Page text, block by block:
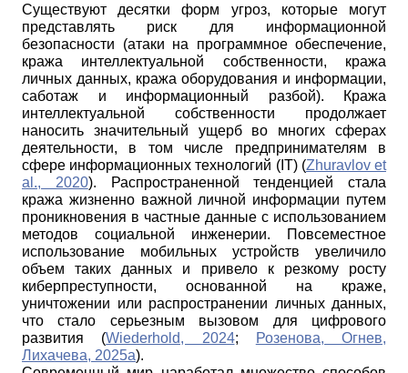
Существуют десятки форм угроз, которые могут
представлять риск для информационной
безопасности (атаки на программное обеспечение,
кража интеллектуальной собственности, кража
личных данных, кража оборудования и информации,
саботаж и информационный разбой). Кража
интеллектуальной собственности продолжает
наносить значительный ущерб во многих сферах
деятельности, в том числе предпринимателям в
сфере информационных технологий (IT) (Zhuravlov et
al., 2020). Распространенной тенденцией стала
кража жизненно важной личной информации путем
проникновения в частные данные с использованием
методов социальной инженерии. Повсеместное
использование мобильных устройств увеличило
объем таких данных и привело к резкому росту
киберпреступности, основанной на краже,
уничтожении или распространении личных данных,
что стало серьезным вызовом для цифрового
развития (Wiederhold, 2024;
Розенова, Огнев,
Лихачева, 2025a).